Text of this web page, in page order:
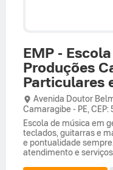
EMP -
Produções
Particulares
Avenida Doutor
Camaragibe - PE, CEP:
Escola de música em
teclados, guitarras e
e pontualidade
atendimento e